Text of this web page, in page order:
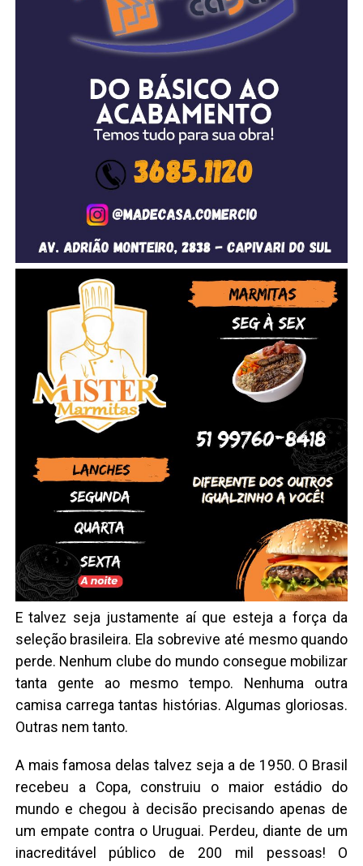
E talvez seja justamente aí que esteja a força da
seleção brasileira. Ela sobrevive até mesmo quando
perde. Nenhum clube do mundo consegue mobilizar
tanta gente ao mesmo tempo. Nenhuma outra
camisa carrega tantas histórias. Algumas gloriosas.
Outras nem tanto.
A mais famosa delas talvez seja a de 1950. O Brasil
recebeu a Copa, construiu o maior estádio do
mundo e chegou à decisão precisando apenas de
um empate contra o Uruguai. Perdeu, diante de um
inacreditável público de 200 mil pessoas! O